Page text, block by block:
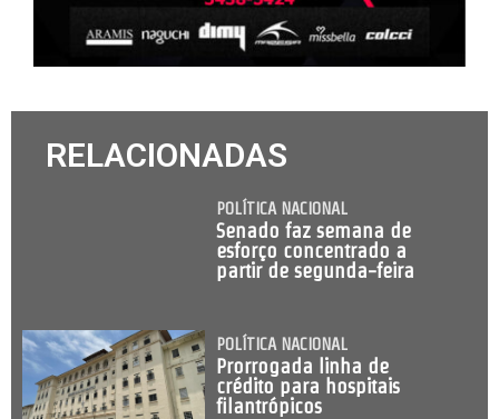
RELACIONADAS
POLÍTICA NACIONAL
Senado faz semana de
esforço concentrado a
partir de segunda-feira
POLÍTICA NACIONAL
Prorrogada linha de
crédito para hospitais
filantrópicos